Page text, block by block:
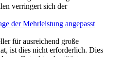
verringert sich der
der Mehrleistung angepasst
für ausreichend große
ist dies nicht erforderlich. Dies